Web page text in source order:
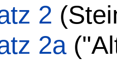
2
2a